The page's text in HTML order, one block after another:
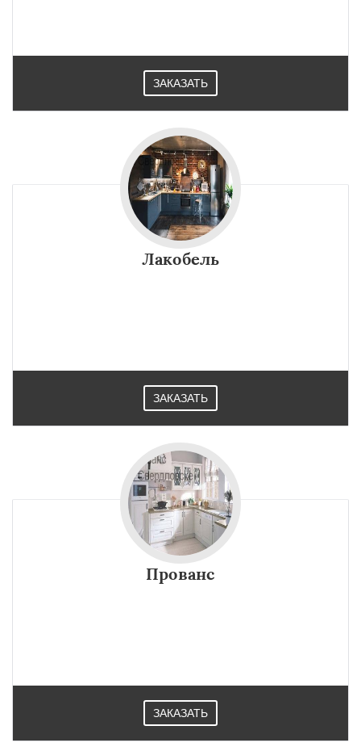
ЗАКАЗАТЬ
Лакобель
ЗАКАЗАТЬ
Прованс
ЗАКАЗАТЬ